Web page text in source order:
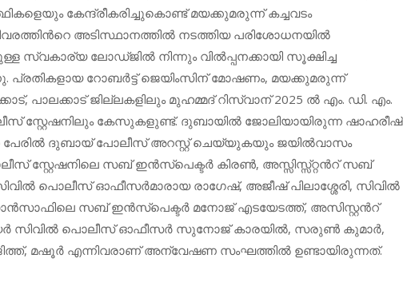
കേന്ദ്രീകരിച്ചുകൊണ്ട് മയക്കുമരുന്ന് കച്ചവടം
അടിസ്ഥാനത്തിൽ നടത്തിയ പരിശോധനയിൽ
സ്വകാര്യ ലോഡ്ജിൽ നിന്നും വില്‍പ്പനക്കായി സൂക്ഷിച്ച
പ്രതികളായ റോബർട്ട് ജെയിംസിന് മോഷണം, മയക്കുമരുന്ന്
പാലക്കാട് ജില്ലകളിലും മുഹമ്മദ് റിസ്വാന് 2025 ൽ എം. ഡി. എം.
സ്റ്റേഷനിലും കേസുകളുണ്ട്. ദുബായിൽ ജോലിയായിരുന്ന ഷാഹരീഷ്
പേരിൽ ദുബായ് പോലീസ് അറസ്റ്റ് ചെയ്യുകയും ജയിൽവാസം
സ്റ്റേഷനിലെ സബ് ഇൻസ്പെക്ടർ കിരണ്‍, അസ്സിസ്സ്റ്റന്‍റ് സബ്
പൊലീസ് ഓഫീസർമാരായ രാഗേഷ്, അജീഷ് പിലാശ്ശേരി, സിവിൽ
സബ് ഇൻസ്പെക്ടർ മനോജ് എടയേടത്ത്, അസിസ്റ്റന്‍റ്
സിവിൽ പൊലീസ് ഓഫീസർ സുനോജ് കാരയിൽ, സരുണ്‍ കുമാർ,
മഷൂർ എന്നിവരാണ് അന്വേഷണ സംഘത്തിൽ ഉണ്ടായിരുന്നത്.